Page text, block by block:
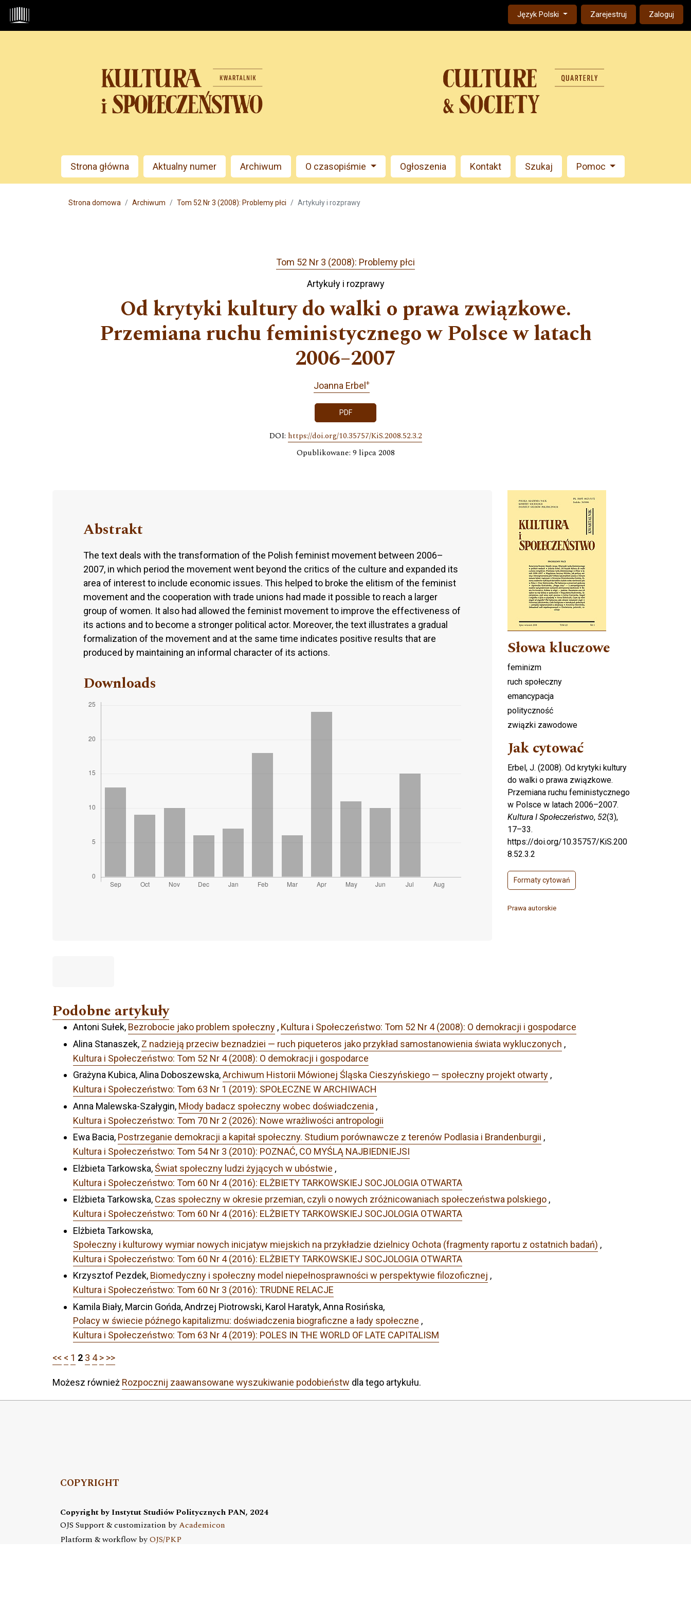
Przejdź do głównego menu
Przejdź do sekcji głównej
Przejdź do stopki
Change the language. The current language is:
Język Polski
Admin menu Zarejestruj Zaloguj
Main menu
Strona główna Aktualny numer Archiwum O czasopiśmie Ogłoszenia Kontakt Szukaj Pomoc
Strona domowa Archiwum Tom 52 Nr 3 (2008): Problemy płci Artykuły i rozprawy
Tom 52 Nr 3 (2008): Problemy płci
Artykuły i rozprawy
Od krytyki kultury do walki o prawa związkowe.
Przemiana ruchu feministycznego w Polsce w latach
2006–2007
Joanna Erbel+
PDF
DOI: https://doi.org/10.35757/KiS.2008.52.3.2
Opublikowane: 9 lipca 2008
Abstrakt
The text deals with the transformation of the Polish feminist movement between 2006–
2007, in which period the movement went beyond the critics of the culture and expanded its
area of interest to include economic issues. This helped to broke the elitism of the feminist
movement and the cooperation with trade unions had made it possible to reach a larger
group of women. It also had allowed the feminist movement to improve the effectiveness of
its actions and to become a stronger political actor. Moreover, the text illustrates a gradual
formalization of the movement and at the same time indicates positive results that are
produced by maintaining an informal character of its actions.
Downloads
Cover image
Słowa kluczowe
feminizm
ruch społeczny
emancypacja
polityczność
związki zawodowe
Jak cytować
Erbel, J. (2008). Od krytyki kultury
do walki o prawa związkowe.
Przemiana ruchu feministycznego
w Polsce w latach 2006–2007.
Kultura I Społeczeństwo, 52(3),
17–33.
https://doi.org/10.35757/KiS.200
8.52.3.2
Formaty cytowań
Prawa autorskie
Podobne artykuły
Antoni Sułek, Bezrobocie jako problem społeczny , Kultura i Społeczeństwo: Tom 52 Nr 4 (2008): O demokracji i gospodarce
Alina Stanaszek, Z nadzieją przeciw beznadziei — ruch piqueteros jako przykład samostanowienia świata wykluczonych ,
Kultura i Społeczeństwo: Tom 52 Nr 4 (2008): O demokracji i gospodarce
Grażyna Kubica, Alina Doboszewska,Archiwum Historii Mówionej Śląska Cieszyńskiego — społeczny projekt otwarty ,
Kultura i Społeczeństwo: Tom 63 Nr 1 (2019): SPOŁECZNE W ARCHIWACH
Anna Malewska-Szałygin, Młody badacz społeczny wobec doświadczenia ,
Kultura i Społeczeństwo: Tom 70 Nr 2 (2026): Nowe wrażliwości antropologii
Ewa Bacia, Postrzeganie demokracji a kapitał społeczny. Studium porównawcze z terenów Podlasia i Brandenburgii ,
Kultura i Społeczeństwo: Tom 54 Nr 3 (2010): POZNAĆ, CO MYŚLĄ NAJBIEDNIEJSI
Elżbieta Tarkowska,Świat społeczny ludzi żyjących w ubóstwie ,
Kultura i Społeczeństwo: Tom 60 Nr 4 (2016): ELŻBIETY TARKOWSKIEJ SOCJOLOGIA OTWARTA
Elżbieta Tarkowska, Czas społeczny w okresie przemian, czyli o nowych zróżnicowaniach społeczeństwa polskiego ,
Kultura i Społeczeństwo: Tom 60 Nr 4 (2016): ELŻBIETY TARKOWSKIEJ SOCJOLOGIA OTWARTA
Elżbieta Tarkowska,
Społeczny i kulturowy wymiar nowych inicjatyw miejskich na przykładzie dzielnicy Ochota (fragmenty raportu z ostatnich badań) ,
Kultura i Społeczeństwo: Tom 60 Nr 4 (2016): ELŻBIETY TARKOWSKIEJ SOCJOLOGIA OTWARTA
Krzysztof Pezdek, Biomedyczny i społeczny model niepełnosprawności w perspektywie filozoficznej ,
Kultura i Społeczeństwo: Tom 60 Nr 3 (2016): TRUDNE RELACJE
Kamila Biały, Marcin Gońda, Andrzej Piotrowski, Karol Haratyk, Anna Rosińska,
Polacy w świecie późnego kapitalizmu: doświadczenia biograficzne a łady społeczne ,
Kultura i Społeczeństwo: Tom 63 Nr 4 (2019): POLES IN THE WORLD OF LATE CAPITALISM
<< < 1 2 3 4 > >>
Możesz również Rozpocznij zaawansowane wyszukiwanie podobieństw dla tego artykułu.
COPYRIGHT
Copyright by Instytut Studiów Politycznych PAN, 2024
OJS Support & customization byAcademicon
Platform & workflow byOJS/PKP